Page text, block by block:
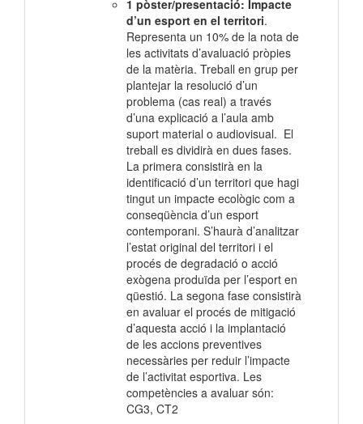
1 pòster/presentació: Impacte
d’un esport en el territori.
Representa un 10% de la nota de
les activitats d’avaluació pròpies
de la matèria. Treball en grup per
plantejar la resolució d’un
problema (cas real) a través
d’una explicació a l’aula amb
suport material o audiovisual. El
treball es dividirà en dues fases.
La primera consistirà en la
identificació d’un territori que hagi
tingut un impacte ecològic com a
conseqüència d’un esport
contemporani. S’haurà d’analitzar
l’estat original del territori i el
procés de degradació o acció
exògena produïda per l’esport en
qüestió. La segona fase consistirà
en avaluar el procés de mitigació
d’aquesta acció i la implantació
de les accions preventives
necessàries per reduir l’impacte
de l’activitat esportiva. Les
competències a avaluar són:
CG3, CT2